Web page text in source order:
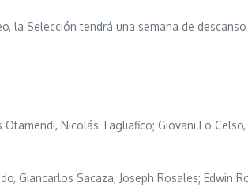
la Selección tendrá una semana de
Nicolás Tagliafico; Giovani Lo
Giancarlos Sacaza, Joseph Rosales; Edwin